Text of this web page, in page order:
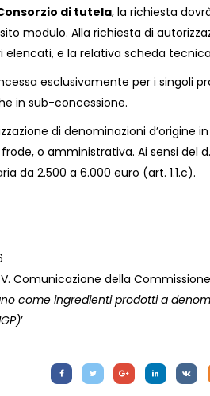
di tutela, la richiesta
modulo. Alla richiesta di
e la relativa scheda
esclusivamente per i singoli
in sub-concessione.
di denominazioni
o amministrativa. Ai sensi del
da 2.500 a 6.000 euro (art. 1.1.c).
V. Comunicazione della
come ingredienti prodotti a
’